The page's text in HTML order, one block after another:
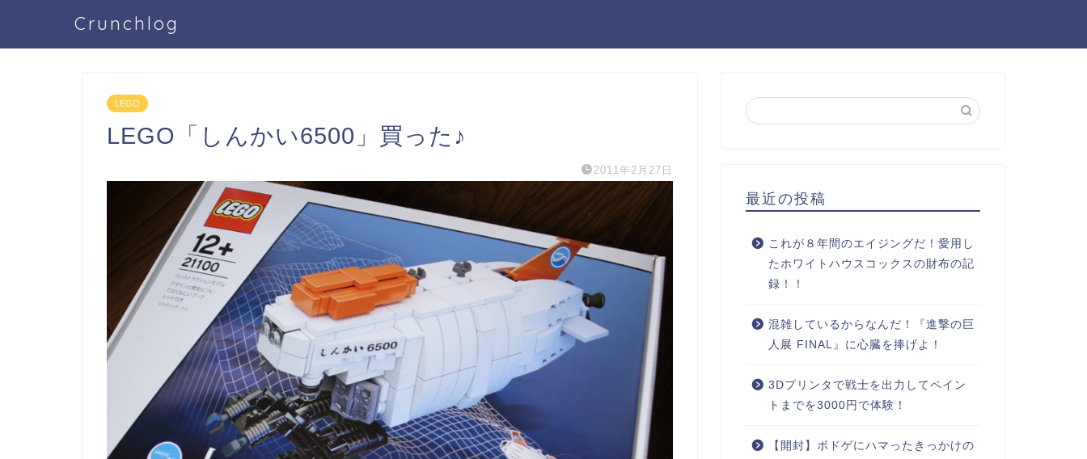
Crunchlog
LEGO
LEGO「しんかい6500」買った♪
2011年2月27日
最近の投稿
これが８年間のエイジングだ！愛用し
たホワイトハウスコックスの財布の記
録！！
混雑しているからなんだ！『進撃の巨
人展 FINAL』に心臓を捧げよ！
3Dプリンタで戦士を出力してペイン
トまでを3000円で体験！
【開封】ボドゲにハマったきっかけの